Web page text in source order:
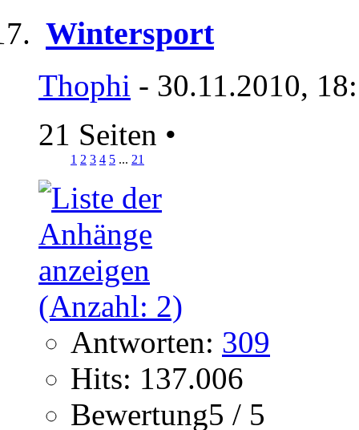
Wintersport
Thophi - 30.11.2010,
21 Seiten •
1 2 3 4 5 ... 21
Antworten: 309
Hits: 137.006
Bewertung5 / 5